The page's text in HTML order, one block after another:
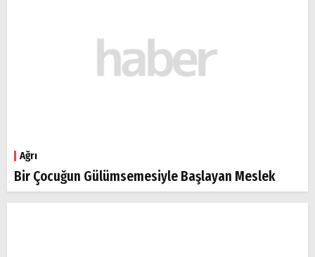
Ağrı
Bir Çocuğun Gülümsemesiyle Başlayan Meslek